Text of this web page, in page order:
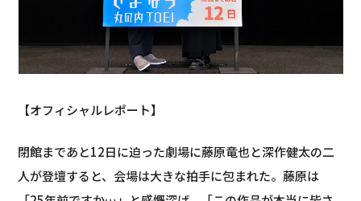
【オフィシャルレポート】
閉館まであと12日に迫った劇場に藤原竜也と深作健太の二
人が登壇すると、会場は大きな拍手に包まれた。藤原は